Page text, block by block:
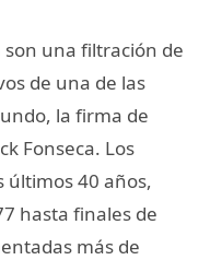
son una filtración de
de una de las
la firma de
Fonseca. Los
últimos 40 años,
hasta finales de
más de